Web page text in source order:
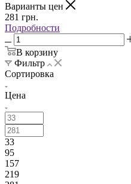
Варианты цен
281 грн.
Подробности
В корзину
Фильтр
Сортировка
Цена
33
95
157
219